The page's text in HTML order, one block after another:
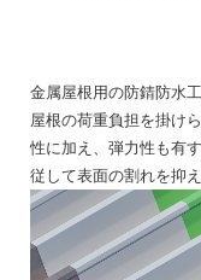
金属屋根用の防錆防水工
屋根の荷重負担を掛け
性に加え、弾力性も有
従して表面の割れを抑え